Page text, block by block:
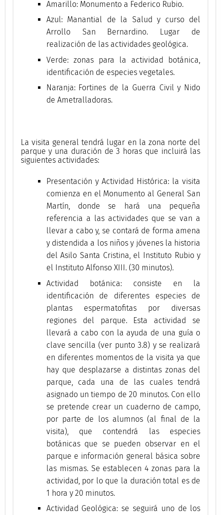
Amarillo: Monumento a Federico Rubio.
Azul: Manantial de la Salud y curso del
Arrollo San Bernardino. Lugar de
realización de las actividades geológica.
Verde: zonas para la actividad botánica,
identificación de especies vegetales.
Naranja: Fortines de la Guerra Civil y Nido
de Ametralladoras.
La visita general tendrá lugar en la zona norte del
parque y una duración de 3 horas que incluirá las
siguientes actividades:
Presentación y Actividad Histórica: la visita
comienza en el Monumento al General San
Martín, donde se hará una pequeña
referencia a las actividades que se van a
llevar a cabo y, se contará de forma amena
y distendida a los niños y jóvenes la historia
del Asilo Santa Cristina, el Instituto Rubio y
el Instituto Alfonso XIII. (30 minutos).
Actividad botánica: consiste en la
identificación de diferentes especies de
plantas espermatofitas por diversas
regiones del parque. Esta actividad se
llevará a cabo con la ayuda de una guía o
clave sencilla (ver punto 3.8) y se realizará
en diferentes momentos de la visita ya que
hay que desplazarse a distintas zonas del
parque, cada una de las cuales tendrá
asignado un tiempo de 20 minutos. Con ello
se pretende crear un cuaderno de campo,
por parte de los alumnos (al final de la
visita), que contendrá las especies
botánicas que se pueden observar en el
parque e información general básica sobre
las mismas. Se establecen 4 zonas para la
actividad, por lo que la duración total es de
1 hora y 20 minutos.
Actividad Geológica: se seguirá uno de los